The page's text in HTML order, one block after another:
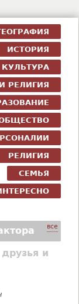
ИСТОРИЯ
КУЛЬТУРА
РЕЛИГИЯ
РЕЛИГИЯ
СЕМЬЯ
все
и